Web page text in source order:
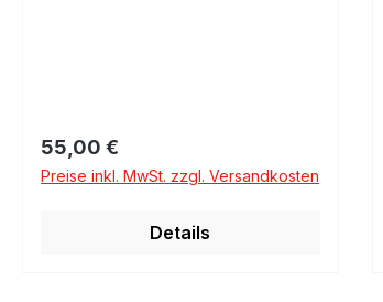
Regulärer Preis:
55,00 €
Preise inkl. MwSt. zzgl. Versandkosten
Details